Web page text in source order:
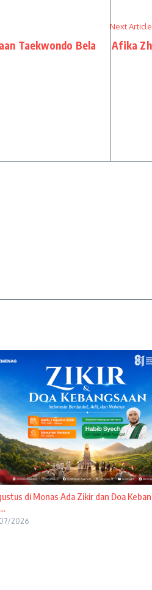
Taekwondo Bela
Next Article
Afika
di Monas Ada Zikir dan Doa
2026